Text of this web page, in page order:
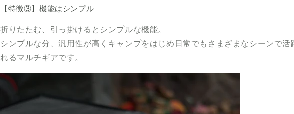
【特徴③】機能はシンプル
折りたたむ、引っ掛けるとシンプルな機能。
シンプルな分、汎用性が高くキャンプをはじめ日常でもさまざまなシーンで活
れるマルチギアです。